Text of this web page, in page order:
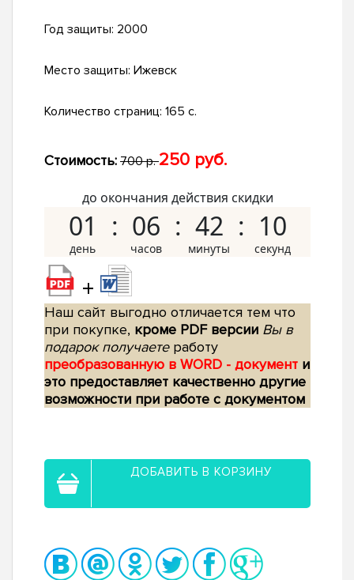
Год защиты: 2000
Место защиты: Ижевск
Количество страниц: 165 с.
Стоимость: 700 р.250 руб.
до окончания действия скидки
01 06 42 09
+
Наш сайт выгодно отличается тем что
при покупке, кроме PDF версии Вы в
подарок получаетеработу
преобразованную в WORD - документ и
это предоставляет качественно другие
возможности при работе с документом
ДОБАВИТЬ В КОРЗИНУ